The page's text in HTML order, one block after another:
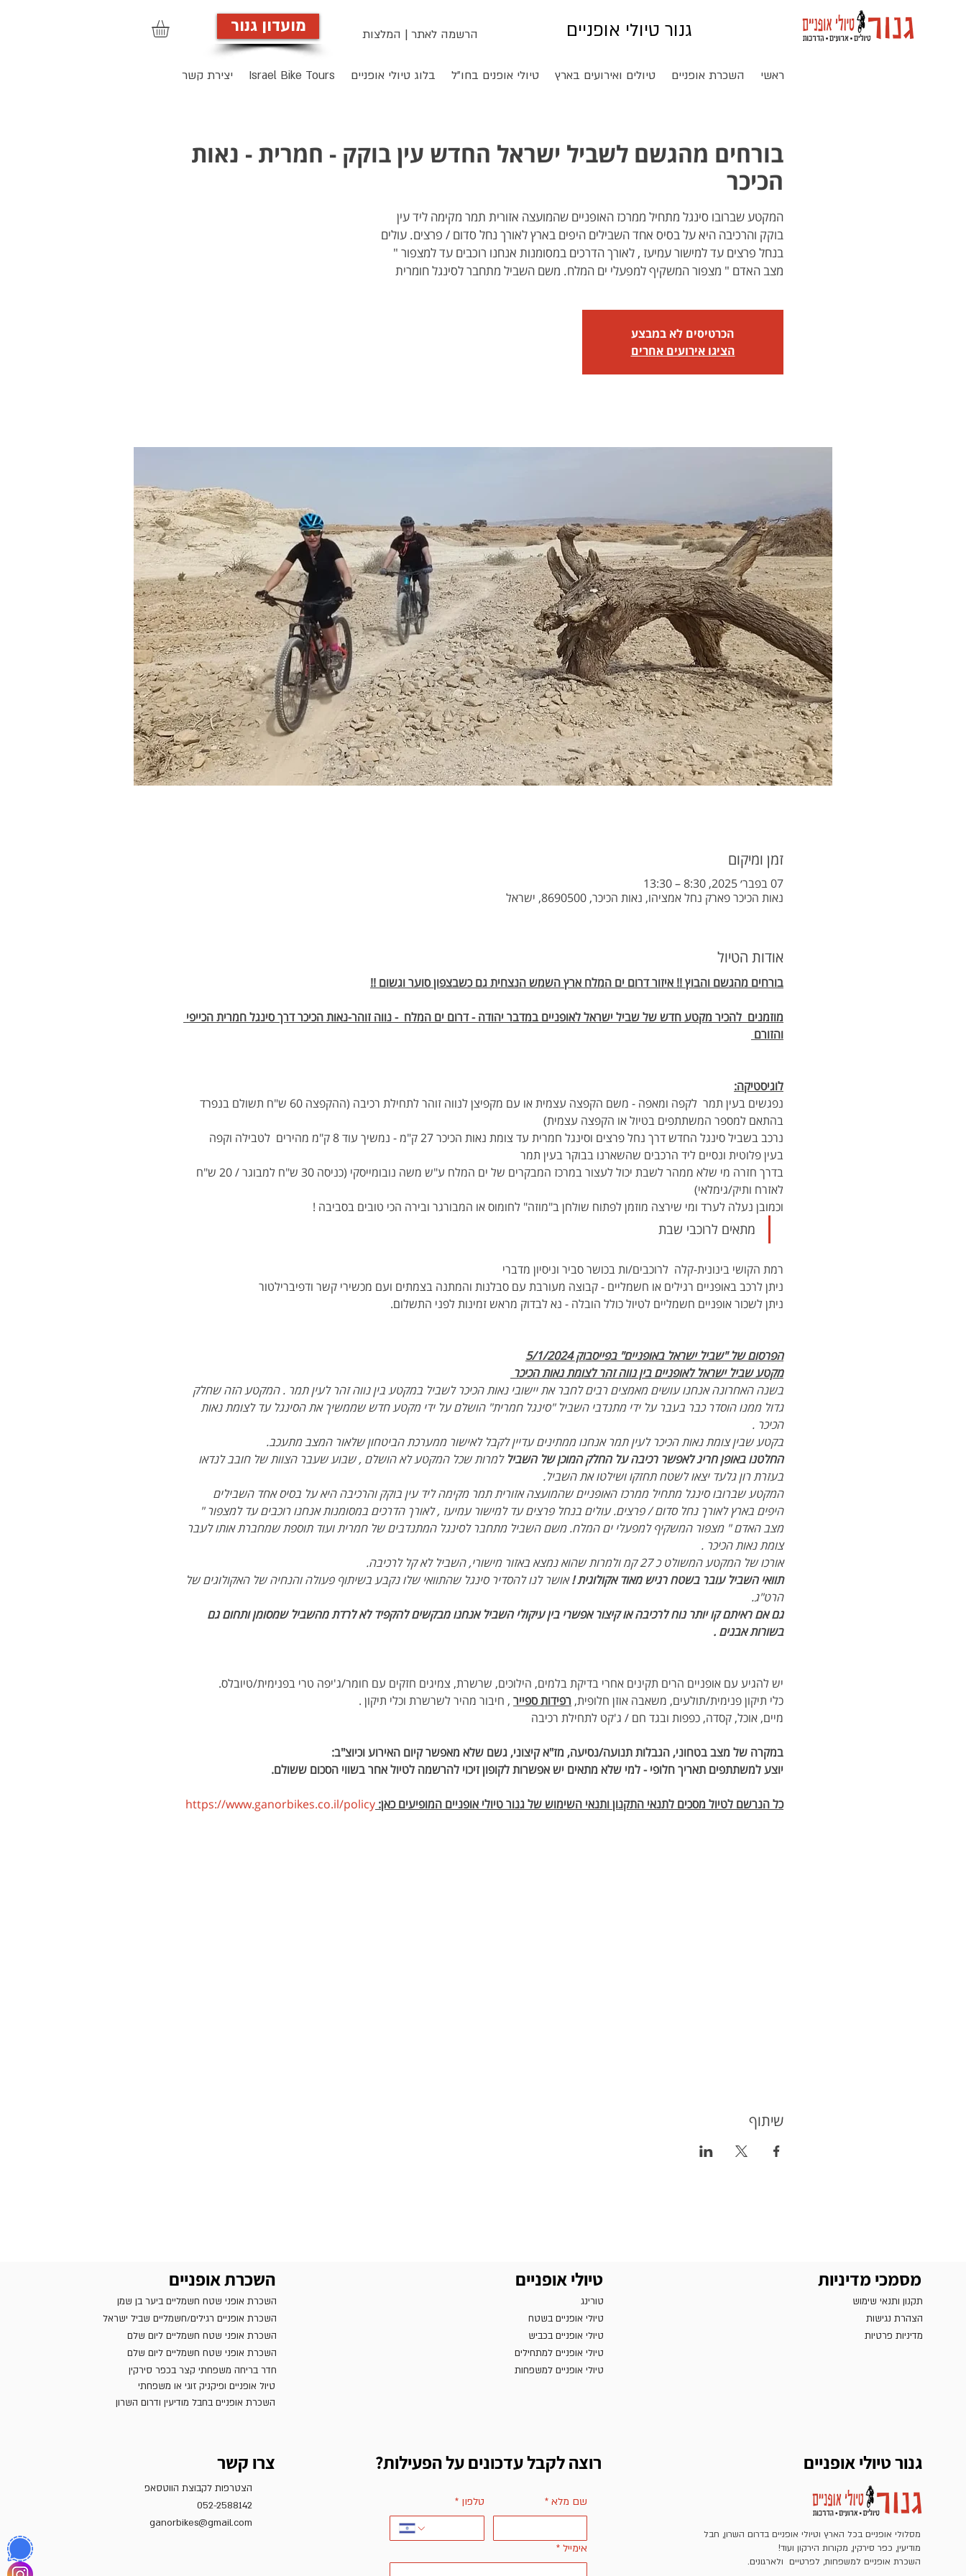
מועדון גנור הרשמה לאתר | המלצות גנור טיולי אופניים
ראשי השכרת אופניים טיולים ואירועים בארץ טיולי אופנים בחו"ל בלוג טיולי אופניים Israel Bike Tours יצירת קשר
בורחים מהגשם לשביל ישראל החדש עין בוקק - חמרית - נאות
הכיכר
המקטע שברובו סינגל מתחיל ממרכז האופניים שהמועצה אזורית תמר מקימה ליד עין
בוקק והרכיבה היא על בסיס אחד השבילים היפים בארץ לאורך נחל סדום / פרצים. עולים
בנחל פרצים עד למישור עמיעז , לאורך הדרכים במסומנות אנחנו רוכבים עד למצפור "
מצב האדם " מצפור המשקיף למפעלי ים המלח. משם השביל מתחבר לסינגל חומרית
הכרטיסים לא במבצע
הציגו אירועים אחרים
זמן ומיקום
07 בפבר׳ 2025, 8:30 – 13:30
נאות הכיכר פארק נחל אמציהו, נאות הכיכר, 8690500, ישראל
אודות הטיול
בורחים מהגשם והבוץ !! איזור דרום ים המלח ארץ השמש הנצחית גם כשבצפון סוער וגשום !!
מוזמנים  להכיר מקטע חדש של שביל ישראל לאופניים במדבר יהודה - דרום ים המלח  - נווה זוהר-נאות הכיכר דרך סינגל חמרית הכייפי
והזורם
לוגיסטיקה:
נפגשים בעין תמר  לקפה ומאפה - משם הקפצה עצמית או עם מקפיצן לנווה זוהר לתחילת רכיבה (ההקפצה 60 ש"ח תשולם בנפרד
בהתאם למספר המשתתפים בטיול או הקפצה עצמית)
נרכב בשביל סינגל החדש דרך נחל פרצים וסינגל חמרית עד צומת נאות הכיכר 27 ק"מ - נמשיך עוד 8 ק"מ מהירים  לטבילה וקפה
בעין פלוטית ונסיים ליד הרכבים שהשארנו בבוקר בעין תמר
בדרך חזרה מי שלא ממהר לשבת יכול לעצור במרכז המבקרים של ים המלח ע"ש משה נובומייסקי (כניסה 30 ש"ח למבוגר / 20 ש"ח
לאזרח ותיק/גימלאי)
וכמובן נעלה לערד ומי שירצה מוזמן לפתוח שולחן ב"מוזה" לחומוס או המבורגר ובירה הכי טובים בסביבה !
מתאים לרוכבי שבת
רמת הקושי בינונית-קלה  לרוכבים/ות בכושר סביר וניסיון מדברי
ניתן לרכב באופניים רגילים או חשמליים - קבוצה מעורבת עם סבלנות והמתנה בצמתים ועם מכשירי קשר ודפיברילטור
ניתן לשכור אופניים חשמליים לטיול כולל הובלה - נא לבדוק מראש זמינות לפני התשלום.
הפרסום של "שביל ישראל באופניים" בפייסבוק 5/1/2024
מקטע שביל ישראל לאופניים בין נווה זהר לצומת נאות הכיכר
בשנה האחרונה אנחנו עושים מאמצים רבים לחבר את יישובי נאות הכיכר לשביל במקטע בין נווה זהר לעין תמר . המקטע הזה שחלק
גדול ממנו הוסדר כבר בעבר על ידי מתנדבי השביל "סינגל חמרית" הושלם על ידי מקטע חדש שממשיך את הסינגל עד לצומת נאות
הכיכר .
בקטע שבין צומת נאות הכיכר לעין תמר אנחנו ממתינים עדיין לקבל לאישור ממערכת הביטחון שלאור המצב מתעכב.
החלטנו באופן חריג לאפשר רכיבה על החלק המוכן של השביל למרות שכל המקטע לא הושלם , שבוע שעבר הצוות של חובב לנדאו
בעזרת רון גלעד יצאו לשטח תחזקו ושילטו את השביל.
המקטע שברובו סינגל מתחיל ממרכז האופניים שהמועצה אזורית תמר מקימה ליד עין בוקק והרכיבה היא על בסיס אחד השבילים
היפים בארץ לאורך נחל סדום / פרצים. עולים בנחל פרצים עד למישור עמיעז , לאורך הדרכים במסומנות אנחנו רוכבים עד למצפור "
מצב האדם " מצפור המשקיף למפעלי ים המלח. משם השביל מתחבר לסינגל המתנדבים של חמרית ועוד תוספת שמחברת אותו לעבר
צומת נאות הכיכר .
אורכו של המקטע המשולט כ 27 קמ ולמרות שהוא נמצא באזור מישורי, השביל לא קל לרכיבה.
תוואי השביל עובר בשטח רגיש מאוד אקולוגית ! אושר לנו להסדיר סינגל שהתוואי שלו נקבע בשיתוף פעולה והנחיה של האקולוגים של
הרט"ג.
גם אם ראיתם קו יותר נוח לרכיבה או קיצור אפשרי בין עיקולי השביל אנחנו מבקשים להקפיד לא לרדת מהשביל שמסומן ותחום גם
בשורות אבנים .
יש להגיע עם אופניים הרים תקינים אחרי בדיקת בלמים, הילוכים, שרשרת, צמיגים חזקים עם חומר/ג'יפה טרי בפנימית/טיובלס.
כלי תיקון פנימית/תולעים, משאבה אוזן חלופית, רפידות ספייר , חיבור מהיר לשרשרת וכלי תיקון .
מיים, אוכל, קסדה, כפפות ובגד חם / ג'קט לתחילת רכיבה
במקרה של מצב בטחוני, הגבלות תנועה/נסיעה, מז"א קיצוני, גשם שלא מאפשר קיום האירוע וכיוצ"ב:
יוצע למשתתפים תאריך חלופי - למי שלא מתאים יש אפשרות לקופון זיכוי להרשמה לטיול אחר בשווי הסכום ששולם.
כל הנרשם לטיול מסכים לתנאי התקנון ותנאי השימוש של גנור טיולי אופניים המופיעים כאן: https://www.ganorbikes.co.il/policy
שיתוף
השכרת אופניים
השכרת אופני שטח חשמליים ביער בן שמן
השכרת אופניים רגילים/חשמליים שביל ישראל
השכרת אופני שטח חשמליים ליום שלם
השכרת אופני שטח חשמליים ליום שלם
חדר בריחה משפחתי קצר בכפר סירקין
טיול אופניים ופיקניק זוגי או משפחתי
השכרת אופניים בחבל מודיעין ודרום השרון
טיולי אופניים
טורינג
טיולי אופניים בשטח
טיולי אופניים בכביש
טיולי אופניים למתחילים
טיולי אופניים למשפחות
מסמכי מדיניות
תקנון ותנאי שימוש
הצהרת נגישות
מדיניות פרטיות
צרו קשר
הצטרפות לקבוצת הווטסאפ
052-2588142
ganorbikes@gmail.com
רוצה לקבל עדכונים על הפעילות?
שם מלא * טלפון *
אימייל *
גנור טיולי אופניים
מסלולי אופניים בכל הארץ וטיולי אופניים בדרום השרון, חבל
מודיעין, כפר סירקין, מקורות הירקון ועוד!
השכרת אופניים למשפחות, לפרטיים ולארגונים.